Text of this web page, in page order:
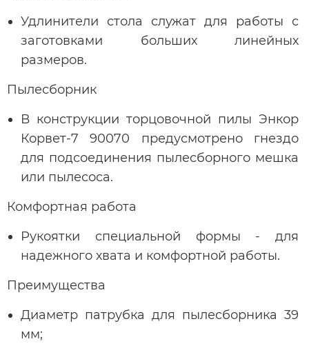
Удлинители стола служат для работы с
заготовками больших линейных
размеров.
Пылесборник
В конструкции торцовочной пилы Энкор
Корвет-7 90070 предусмотрено гнездо
для подсоединения пылесборного мешка
или пылесоса.
Комфортная работа
Рукоятки специальной формы - для
надежного хвата и комфортной работы.
Преимущества
Диаметр патрубка для пылесборника 39
мм;